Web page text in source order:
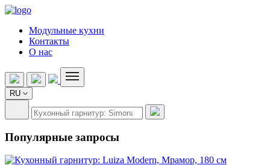
Модульные кухни
Контакты
О нас
RU
Популярные запросы